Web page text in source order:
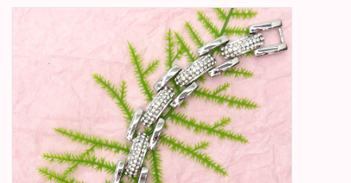
Betty Boop Huwelijk
Geboorte, Doop en
Communie